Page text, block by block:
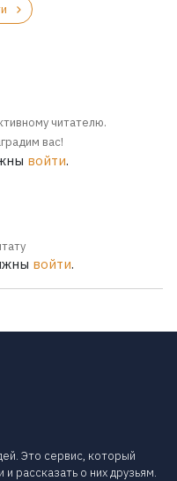
читателю.
вас!
войти.
войти.
Это сервис, который
рассказать о них друзьям.